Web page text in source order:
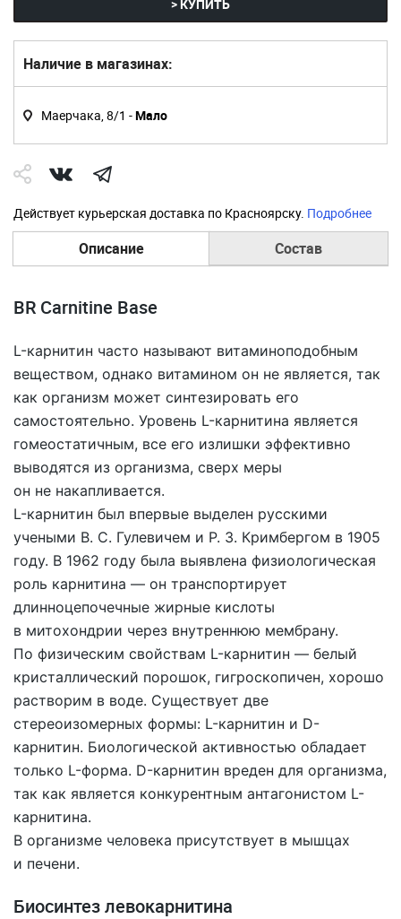
> КУПИТЬ
Наличие в магазинах:
Маерчака, 8/1 -Мало
Действует курьерская доставка по Красноярску. Подробнее
Описание Состав
BR Carnitine Base
L-карнитин часто называют витаминоподобным
веществом, однако витамином он не является, так
как организм может синтезировать его
самостоятельно. Уровень L-карнитина является
гомеостатичным, все его излишки эффективно
выводятся из организма, сверх меры
он не накапливается.
L-карнитин был впервые выделен русскими
учеными В. С. Гулевичем и Р. З. Кримбергом в 1905
году. В 1962 году была выявлена физиологическая
роль карнитина — он транспортирует
длинноцепочечные жирные кислоты
в митохондрии через внутреннюю мембрану.
По физическим свойствам L-карнитин — белый
кристаллический порошок, гигроскопичен, хорошо
растворим в воде. Существует две
стереоизомерных формы: L-карнитин и D-
карнитин. Биологической активностью обладает
только L-форма. D-карнитин вреден для организма,
так как является конкурентным антагонистом L-
карнитина.
В организме человека присутствует в мышцах
и печени.
Биосинтез левокарнитина